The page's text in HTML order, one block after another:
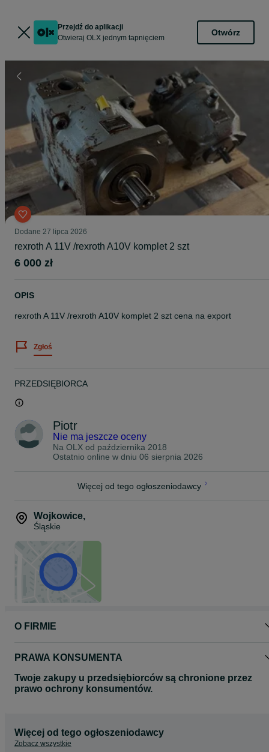
Przejdź do aplikacji
Otwieraj OLX jednym tapnięciem
Otwórz
Dodane 27 lipca 2026
rexroth A 11V /rexroth A10V komplet 2 szt
6 000 zł
OPIS
rexroth A 11V /rexroth A10V komplet 2 szt cena na export
Zgłoś
PRZEDSIĘBIORCA
Piotr
Nie ma jeszcze oceny
Na OLX od października 2018
Ostatnio online w dniu 06 sierpnia 2026
Więcej od tego ogłoszeniodawcy
Wojkowice,
Śląskie
O FIRMIE
PRAWA KONSUMENTA
Twoje zakupy u przedsiębiorców są chronione przez
prawo ochrony konsumentów.
Więcej od tego ogłoszeniodawcy
Zobacz wszystkie